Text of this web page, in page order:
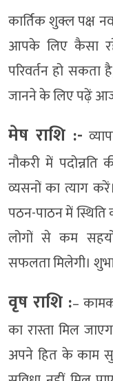
कार्तिक शुक्ल पक्ष
आपके लिए कैसा
परिवर्तन हो
जानने के लिए पढ़ें
मेष राशि :-
नौकरी में
व्यसनों का त्याग
पठन-पाठन में
लोगों से कम
सफलता मिलेगी।
वृष राशि :–
का रास्ता मिल
अपने हित के काम